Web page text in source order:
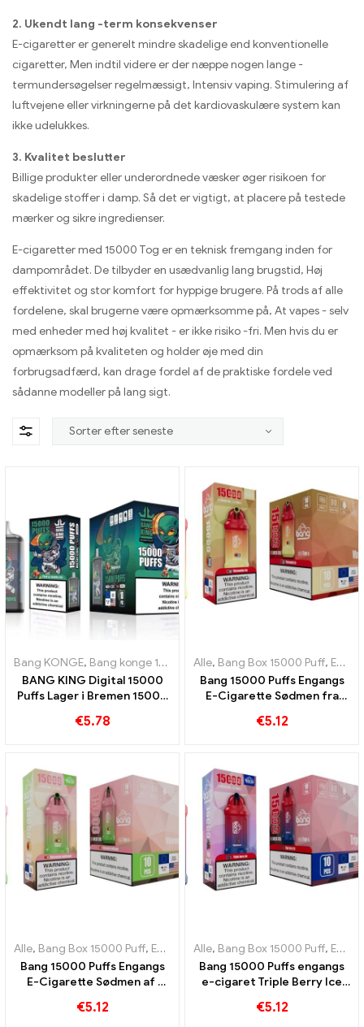
2. Ukendt lang -term konsekvenser
E-cigaretter er generelt mindre skadelige end konventionelle
cigaretter, Men indtil videre er der næppe nogen lange -
termundersøgelser regelmæssigt, Intensiv vaping. Stimulering af
luftvejene eller virkningerne på det kardiovaskulære system kan
ikke udelukkes.
3. Kvalitet beslutter
Billige produkter eller underordnede væsker øger risikoen for
skadelige stoffer i damp. Så det er vigtigt, at placere på testede
mærker og sikre ingredienser.
E-cigaretter med 15000 Tog er en teknisk fremgang inden for
dampområdet. De tilbyder en usædvanlig lang brugstid, Høj
effektivitet og stor komfort for hyppige brugere. På trods af alle
fordelene, skal brugerne være opmærksomme på, At vapes - selv
med enheder med høj kvalitet - er ikke risiko -fri. Men hvis du er
opmærksom på kvaliteten og holder øje med din
forbrugsadfærd, kan drage fordel af de praktiske fordele ved
sådanne modeller på lang sigt.
Bang KONGE, Bang konge 15000 Pust , Engangs e-cigaret med
BANG KING Digital 15000
Puffs Lager i Bremen 15000
€5.78
Alle, Bang Box 15000 Puff, Engangs e-cigaretter Sverige
Bang 15000 Puffs Engangs
E-Cigarette Sødmen fra
den forfriskende smag
€5.12
Alle, Bang Box 15000 Puff, Engangs e-cigaretter Sverige ,Engangs
Bang 15000 Puffs Engangs
E-Cigarette Sødmen af ​​
er en fest for sanserne
€5.12
Alle, Bang Box 15000 Puff, Engangs e-cigaretter Sverige
Bang 15000 Puffs engangs
e-cigaret Triple Berry Ice
kølende smag
€5.12